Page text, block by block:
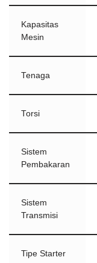
Kapasitas
Mesin
Tenaga
Torsi
Sistem
Pembakaran
Sistem
Transmisi
Tipe Starter